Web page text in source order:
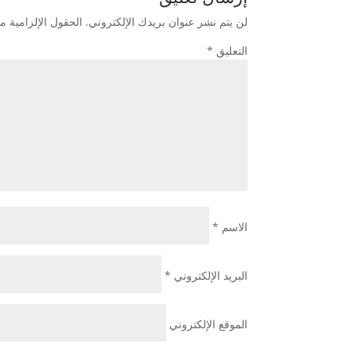
لن يتم نشر عنوان بريدك الإلكتروني. الحقول الإلزامية
التعليق *
الاسم *
البريد الإلكتروني *
الموقع الإلكتروني